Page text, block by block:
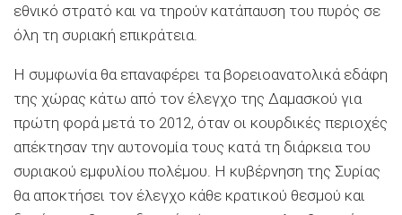
εθνικό στρατό και να τηρούν κατάπαυση του πυρός σε
όλη τη συριακή επικράτεια.
Η συμφωνία θα επαναφέρει τα βορειοανατολικά εδάφη
της χώρας κάτω από τον έλεγχο της ∆αμασκού για
πρώτη φορά μετά το 2012, όταν οι κουρδικές περιοχές
απέκτησαν την αυτονομία τους κατά τη διάρκεια του
συριακού εμφυλίου πολέμου. Η κυβέρνηση της Συρίας
θα αποκτήσει τον έλεγχο κάθε κρατικού θεσμού και